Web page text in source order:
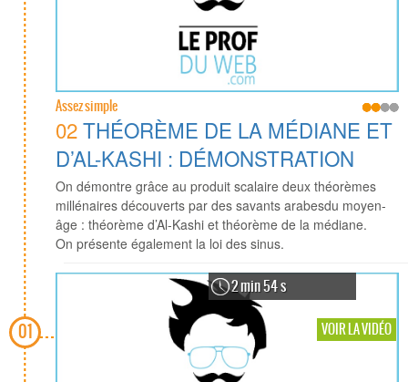
01
Assez simple
02THÉORÈME DE LA MÉDIANE ET
D’AL-KASHI : DÉMONSTRATION
On démontre grâce au produit scalaire deux théorèmes
millénaires découverts par des savants arabesdu moyen-
âge : théorème d’Al-Kashi et théorème de la médiane.
On présente également la loi des sinus.
2 min 54 s
VOIR LA VIDÉO